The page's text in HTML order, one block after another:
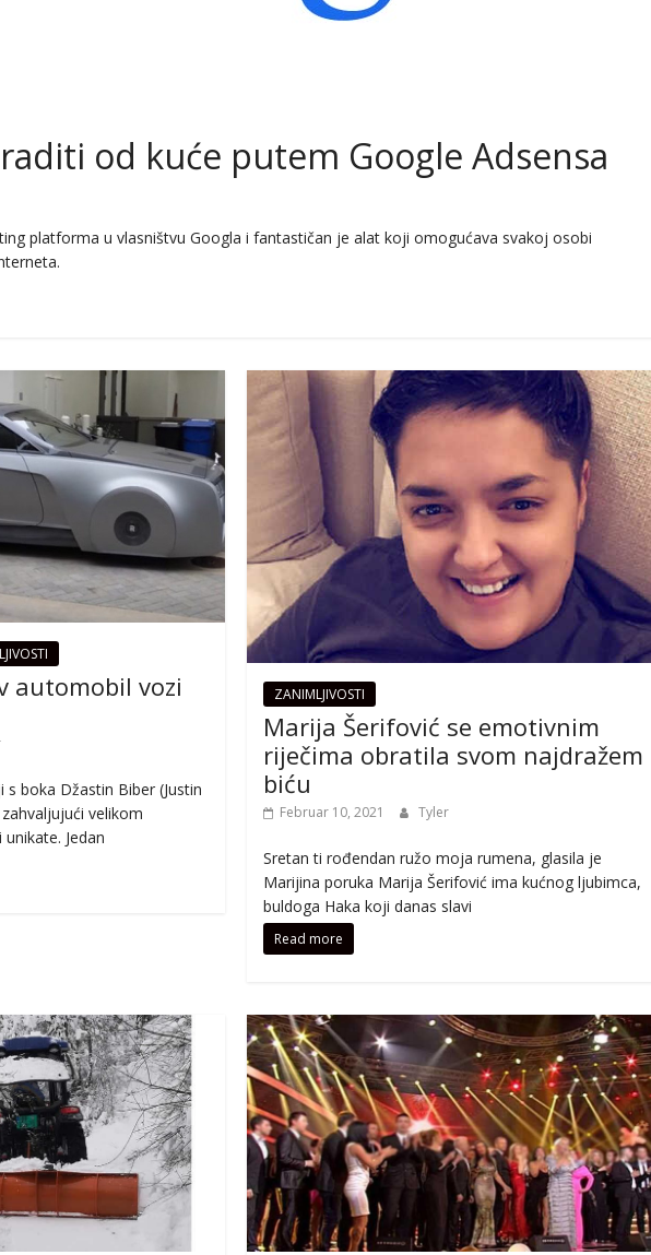
od kuće putem Google Adsensa
platforma u vlasništvu Googla i fantastičan je alat koji omogućava svakoj osobi
automobil vozi
boka Džastin Biber (Justin
velikom
Jedan
ZANIMLJIVOSTI
Marija Šerifović se emotivnim
riječima obratila svom najdražem
biću
Februar 10, 2021 Tyler
Sretan ti rođendan ružo moja rumena, glasila je
Marijina poruka Marija Šerifović ima kućnog ljubimca,
buldoga Haka koji danas slavi
Read more